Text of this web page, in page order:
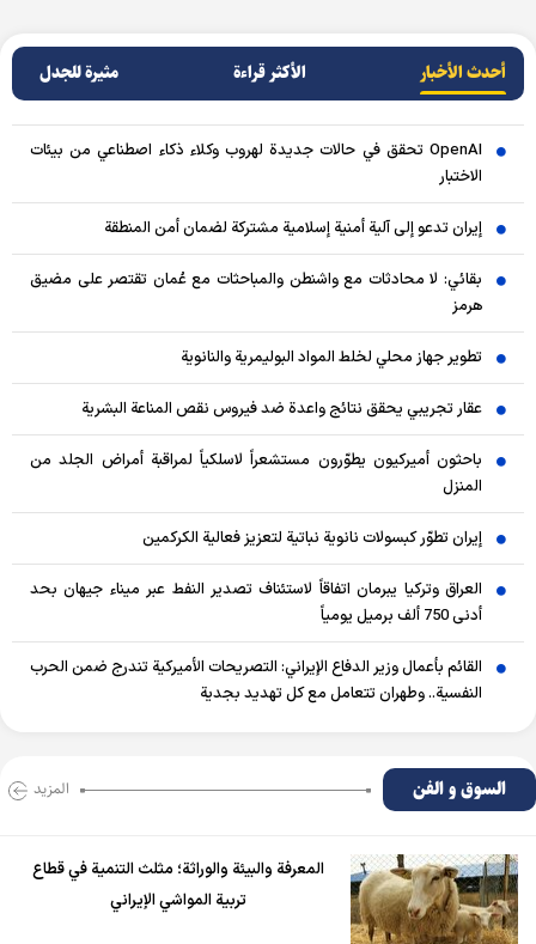
أحدث الأخبار الأکثر قراءة مثيرة للجدل
OpenAI تحقق في حالات جديدة لهروب وكلاء ذكاء اصطناعي من بيئات
الاختبار
إيران تدعو إلى آلية أمنية إسلامية مشتركة لضمان أمن المنطقة
بقائي: لا محادثات مع واشنطن والمباحثات مع عُمان تقتصر على مضيق
هرمز
تطوير جهاز محلي لخلط المواد البوليمرية والنانوية
عقار تجريبي يحقق نتائج واعدة ضد فيروس نقص المناعة البشرية
باحثون أميركيون يطوّرون مستشعراً لاسلكياً لمراقبة أمراض الجلد من
المنزل
إيران تطوّر كبسولات نانوية نباتية لتعزيز فعالية الكركمين
العراق وتركيا يبرمان اتفاقاً لاستئناف تصدير النفط عبر ميناء جيهان بحد
أدنى 750 ألف برميل يومياً
القائم بأعمال وزير الدفاع الإيراني: التصريحات الأميركية تندرج ضمن الحرب
النفسية.. وطهران تتعامل مع كل تهديد بجدية
السوق و الفن المزید
المعرفة والبيئة والوراثة؛ مثلث التنمية في قطاع
تربية المواشي الإيراني